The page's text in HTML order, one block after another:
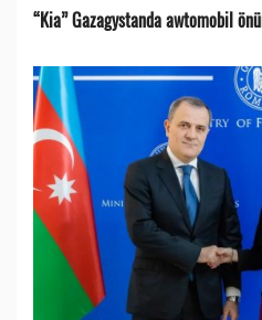
“Kia” Gazagystanda awtomobil